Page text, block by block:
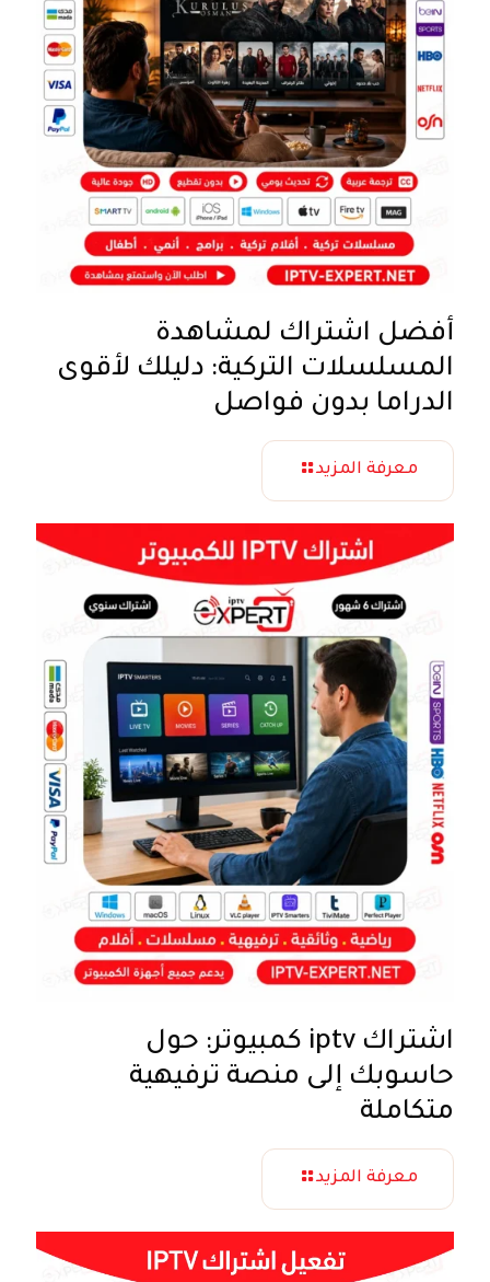
أفضل اشتراك لمشاهدة
المسلسلات التركية: دليلك لأقوى
الدراما بدون فواصل
معرفة المزيد
اشتراك iptv كمبيوتر: حول
حاسوبك إلى منصة ترفيهية
متكاملة
معرفة المزيد